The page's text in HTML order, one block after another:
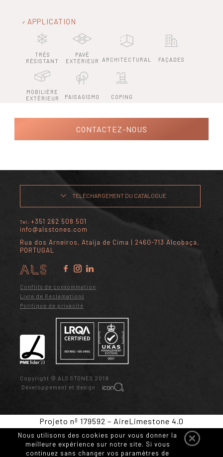
APPLICATION
TRÈS
RÉSISTANT
PAVÉ
EXTÉRIEUR
ARCHITECTURAL FAÇADES
MOBILIÈRE
EXTÉRIEUR
PAISAGISMO COPING
CONTACTEZ-NOUS
TÉLÉCHARGEMENT DU CATALOGUE
Tel: +351 262 508 501
info@alsstones.com
Rua dos Arneiros, Ataíja de Cima | 2460-713 Alcobaça,
PORTUGAL
Conflits de consommation
Livre de Réclamations
Politique de privacité
Copyright © ALS STONES 2019
Développement et design :
Projeto nº 179592 – AireLimestone 4.0
Nous utilisons des cookies pour vous donner la
meilleure expérience sur notre site. Si vous
continuez sans changer vos paramètres de